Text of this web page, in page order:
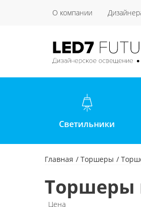
О компании
Светильники
Главная Торшеры
Торшеры
Цена